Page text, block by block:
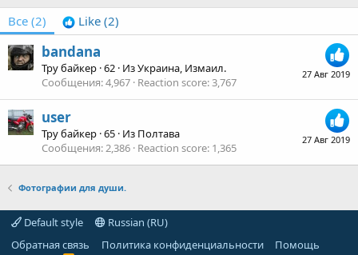
Все (2) Like (2)
27 Авг 2019
bandana
Тру байкер ·62 · ИзУкраина, Измаил.
Сообщения 4,967 Reaction score 3,767
27 Авг 2019
user
Тру байкер ·65 · Из Полтава
Сообщения 2,386 Reaction score 1,365
Фотографии для души.
Default style
Russian (RU)
Обратная связь
Политика конфиденциальности
Помощь